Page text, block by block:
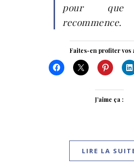
pour
recommence.
Faites-en profiter vos
J’aime ça :
LIRE LA